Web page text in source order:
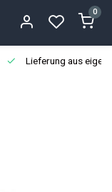
0
Lieferung aus